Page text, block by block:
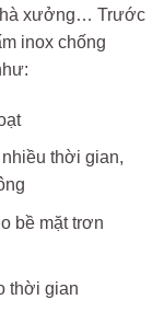
xưởng… Trước
inox chống
thời gian,
bề mặt trơn
thời gian